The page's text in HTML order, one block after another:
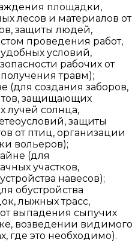
площадки,
лесов и материалов от
, защиты людей,
проведения работ,
удобных условий,
рабочих от
получения травм);
(для создания заборов,
, защищающих
лучей солнца,
, защиты
от птиц , организации
вольеров);
(для
участков,
устройства навесов);
обустройства
, лыжных трасс,
от выпадения сыпучих
, возведении видимого
, где это необходимо).